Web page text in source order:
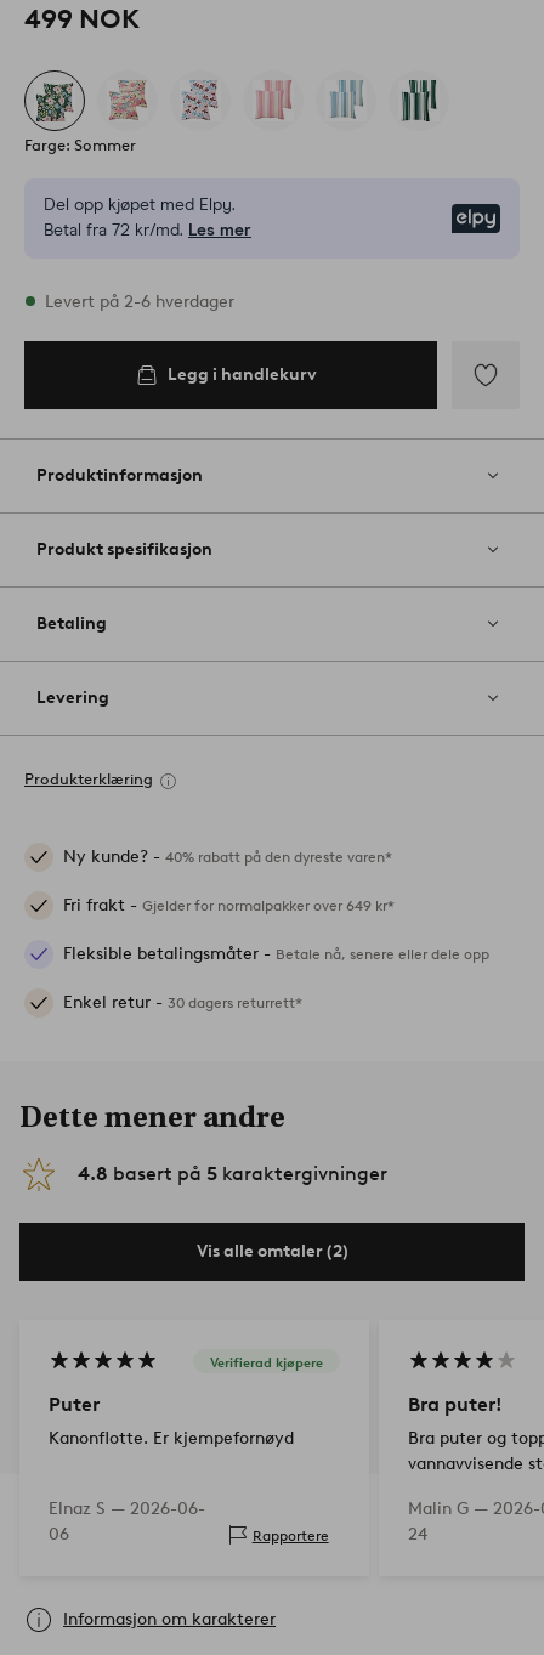
499 NOK
Farge: Sommer
Del opp kjøpet med Elpy.
Betal fra 72 kr/md. Les mer
På lager
Levert på 2-6 hverdager
Legg i handlekurv
til
Produktinformasjon
Produkt spesifikasjon
Betaling
Levering
Produkterklæring
Ny kunde? - 40% rabatt på den dyreste varen*
Fri frakt - Gjelder for normalpakker over 649 kr*
Fleksible betalingsmåter - Betale nå, senere eller dele opp
Enkel retur - 30 dagers returrett*
Dette mener andre
4.8 basert på 5 karaktergivninger
Vis alle omtaler (2)
Verifierad kjøpere
Puter
Kanonflotte. Er kjempefornøyd
Elnaz S — 2026-06-
06
Rapportere
Bra puter!
Bra puter og
vannavvisende
Malin G —
24
Informasjon om karakterer